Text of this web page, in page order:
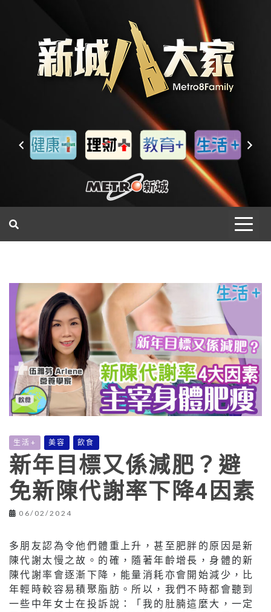
生活+ 美容 飲食
新年目標又係減肥？避
免新陳代謝率下降4因素
06/02/2024
多朋友認為令他們體重上升，甚至肥胖的原因是新
陳代謝太慢之故。的確，隨著年齡增長，身體的新
陳代謝率會逐漸下降，能量消耗亦會開始減少，比
年輕時較容易積聚脂肪。所以，我們不時都會聽到
一些中年女士在投訴說：「我的肚腩這麼大，一定